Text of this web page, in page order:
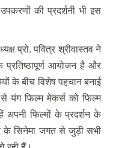
की प्रदर्शनी भी इस
प्रो. पवित्र श्रीवास्तव ने
प्रतिष्ठापूर्ण आयोजन है और
के बीच विशेष पहचान बनाई
से यंग फिल्म मेकर्स को फिल्म
अपनी फिल्मों के प्रदर्शन के
के सिनेमा जगत से जुड़ी सभी